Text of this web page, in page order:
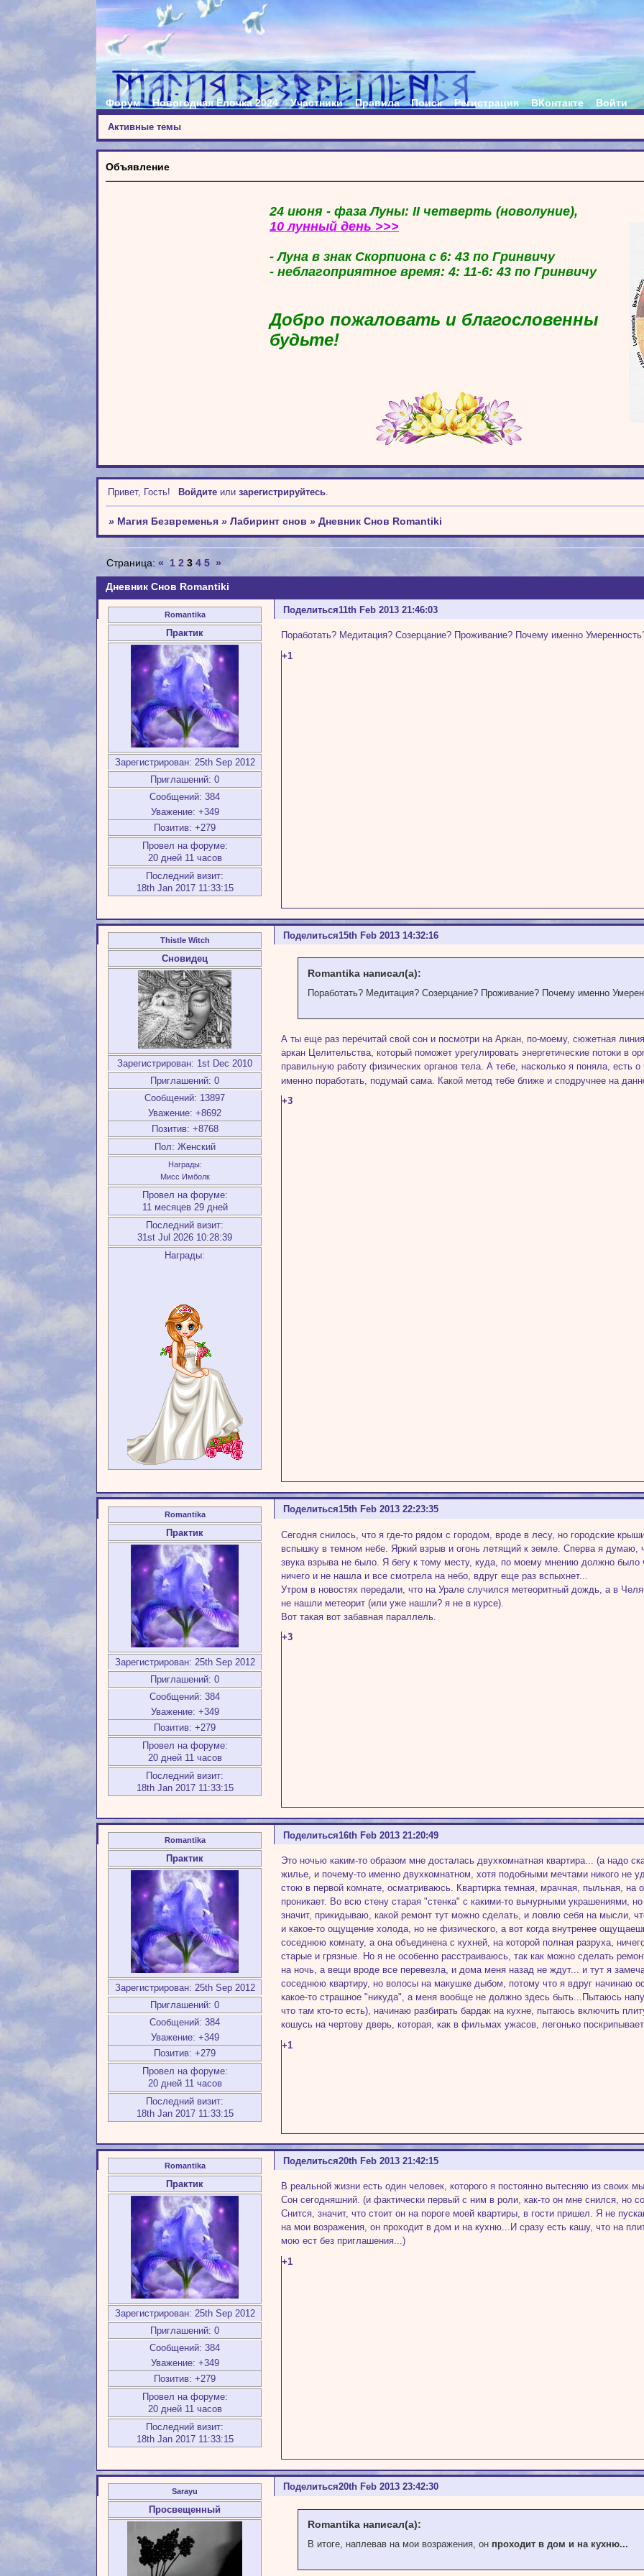
Форум Новогодняя Ёлочка 2024 Участники Правила Поиск Регистрация ВКонтакте Войти
Активные темы
Объявление
24 июня - фаза Луны: II четверть (новолуние),
10 лунный день >>>
- Луна в знак Скорпиона с 6: 43 по Гринвичу
- неблагоприятное время: 4: 11-6: 43 по Гринвичу
Добро пожаловать и благословенны
будьте!
Привет, Гость! Войдитеили зарегистрируйтесь.
» Магия Безвременья »Лабиринт снов »Дневник Снов Romantiki
Дневник Снов Romantiki
Страница:« 1 2 3 4 5 »
Поделиться11th Feb 2013 21:46:03
Romantika
Практик
Зарегистрирован: 25th Sep 2012
Приглашений: 0
Сообщений: 384
Уважение: +349
Позитив: +279
Провел на форуме:
20 дней 11 часов
Последний визит:
18th Jan 2017 11:33:15
Поработать? Медитация? Созерцание? Проживание? Почему именно
+1
Поделиться15th Feb 2013 14:32:16
Thistle Witch
Сновидец
Зарегистрирован: 1st Dec 2010
Приглашений: 0
Сообщений: 13897
Уважение: +8692
Позитив: +8768
Пол: Женский
Награды:
Мисс Имболк
Провел на форуме:
11 месяцев 29 дней
Последний визит:
31st Jul 2026 10:28:39
Награды:
Romantika написал(а):
Поработать? Медитация? Созерцание? Проживание? Почему именно
А ты еще раз перечитай свой сон и посмотри на Аркан, по-моему, сюжетная
аркан Целительства, который поможет урегулировать энергетические потоки в
правильную работу физических органов тела. А тебе, насколько я поняла, есть
именно поработать, подумай сама. Какой метод тебе ближе и сподручнее на
+3
Поделиться15th Feb 2013 22:23:35
Romantika
Практик
Зарегистрирован: 25th Sep 2012
Приглашений: 0
Сообщений: 384
Уважение: +349
Позитив: +279
Провел на форуме:
20 дней 11 часов
Последний визит:
18th Jan 2017 11:33:15
Сегодня снилось, что я где-то рядом с городом, вроде в лесу, но городские
вспышку в темном небе. Яркий взрыв и огонь летящий к земле. Сперва я думаю,
звука взрыва не было. Я бегу к тому месту, куда, по моему мнению должно
ничего и не нашла и все смотрела на небо, вдруг еще раз вспыхнет...
Утром в новостях передали, что на Урале случился метеоритный дождь, а в
не нашли метеорит (или уже нашли? я не в курсе).
Вот такая вот забавная параллель.
+3
Поделиться16th Feb 2013 21:20:49
Romantika
Практик
Зарегистрирован: 25th Sep 2012
Приглашений: 0
Сообщений: 384
Уважение: +349
Позитив: +279
Провел на форуме:
20 дней 11 часов
Последний визит:
18th Jan 2017 11:33:15
Это ночью каким-то образом мне досталась двухкомнатная квартира... (а надо
жилье, и почему-то именно двухкомнатном, хотя подобными мечтами никого не
стою в первой комнате, осматриваюсь. Квартирка темная, мрачная, пыльная, на
проникает. Во всю стену старая "стенка" с какими-то вычурными украшениями,
значит, прикидываю, какой ремонт тут можно сделать, и ловлю себя на мысли,
и какое-то ощущение холода, но не физического, а вот когда внутренее
соседнюю комнату, а она объединена с кухней, на которой полная разруха,
старые и грязные. Но я не особенно расстраиваюсь, так как можно сделать
на ночь, а вещи вроде все перевезла, и дома меня назад не ждут... и тут я
соседнюю квартиру, но волосы на макушке дыбом, потому что я вдруг начинаю
какое-то страшное "никуда", а меня вообще не должно здесь быть...Пытаюсь
что там кто-то есть), начинаю разбирать бардак на кухне, пытаюсь включить
кошусь на чертову дверь, которая, как в фильмах ужасов, легонько
+1
Поделиться20th Feb 2013 21:42:15
Romantika
Практик
Зарегистрирован: 25th Sep 2012
Приглашений: 0
Сообщений: 384
Уважение: +349
Позитив: +279
Провел на форуме:
20 дней 11 часов
Последний визит:
18th Jan 2017 11:33:15
В реальной жизни есть один человек, которого я постоянно вытесняю из своих
Сон сегодняшний. (и фактически первый с ним в роли, как-то он мне снился, но
Снится, значит, что стоит он на пороге моей квартиры, в гости пришел. Я не
на мои возражения, он проходит в дом и на кухню...И сразу есть кашу, что на
мою ест без приглашения...)
+1
Поделиться20th Feb 2013 23:42:30
Sarayu
Просвещенный
Romantika написал(а):
В итоге, наплевав на мои возражения, он проходит в дом и на кухню...